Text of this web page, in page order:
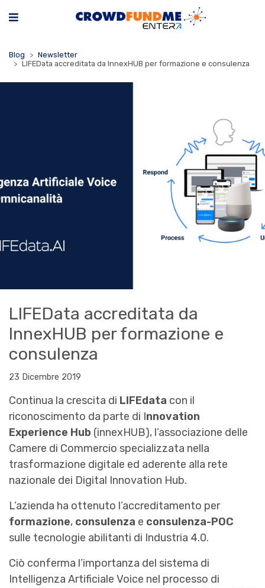
Blog
Newsletter
LIFEData accreditata da InnexHUB per formazione e consulenza
LIFEData accreditata da
InnexHUB per formazione e
consulenza
23 Dicembre 2019
Continua la crescita di LIFEdata con il
riconoscimento da parte di Innovation
Experience Hub (innexHUB), l’associazione delle
Camere di Commercio specializzata nella
trasformazione digitale ed aderente alla rete
nazionale dei Digital Innovation Hub.
L’azienda ha ottenuto l’accreditamento per
formazione, consulenza e consulenza-POC
sulle tecnologie abilitanti di Industria 4.0.
Ciò conferma l’importanza del sistema di
Intelligenza Artificiale Voice nel processo di